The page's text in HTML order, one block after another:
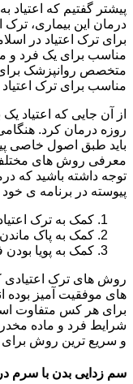
پیشتر گفتیم که اعتیاد
درمان این بیماری،
برای ترک اعتیاد در
مناسب برای یک فرد
متخصص روانپزشک
مناسب برای ترک
از آن جایی که اعتیاد
روزه درمان کرد.
باید طبق اصول خاصی
معرفی روش های مختلف
توجه داشته باشید که
پیوسته در برنامه ی
کمک به ترک
کمک به پاک
کمک به پویا بودن
روش های ترک اعتیادی
های موفقیت آمیز بوده
برای هر کس متفاوت
شرایط فرد و ماده
و سریع ترین روش برای
سم زدایی بدن با سرم